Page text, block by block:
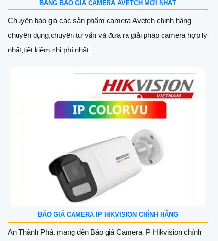
BẢNG BÁO GIÁ CAMERA AVETCH MỚI NHẤT
Chuyên báo giá các sản phẩm camera Avetch chinh hãng
chuyên dụng,chuyên tư vấn và đưa ra giải pháp camera hợp lý
nhất,tiết kiệm chi phí nhất.
BÁO GIÁ CAMERA IP HIKVISION CHÍNH HÃNG
An Thành Phát mang đến Báo giá Camera IP Hikvision chính